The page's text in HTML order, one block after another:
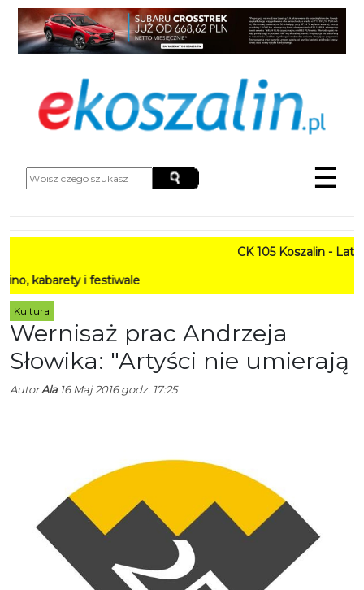
☰
CK 105 Koszalin - Lato w
i festiwale
Kultura
Wernisaż prac Andrzeja
Słowika: "Artyści nie umierają
AutorAla16 Maj 2016 godz. 17:25